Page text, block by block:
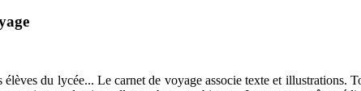
du lycée... Le carnet de voyage associe texte et illustrations.